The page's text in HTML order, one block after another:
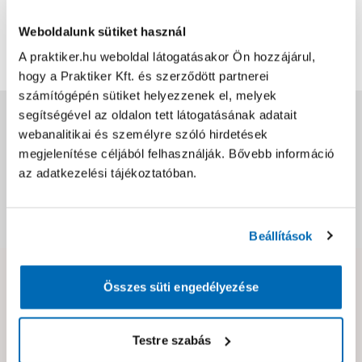
Weboldalunk sütiket használ
A praktiker.hu weboldal látogatásakor Ön hozzájárul,
hogy a Praktiker Kft. és szerződött partnerei
számítógépén sütiket helyezzenek el, melyek
segítségével az oldalon tett látogatásának adatait
webanalitikai és személyre szóló hirdetések
megjelenítése céljából felhasználják. Bővebb információ
az adatkezelési tájékoztatóban.
Beállítások
Összes süti engedélyezése
Testre szabás
Jótállás, szavatosság
Csomagolási és súly információk
Hibát találtál az oldalon vagy a termék leírásában?